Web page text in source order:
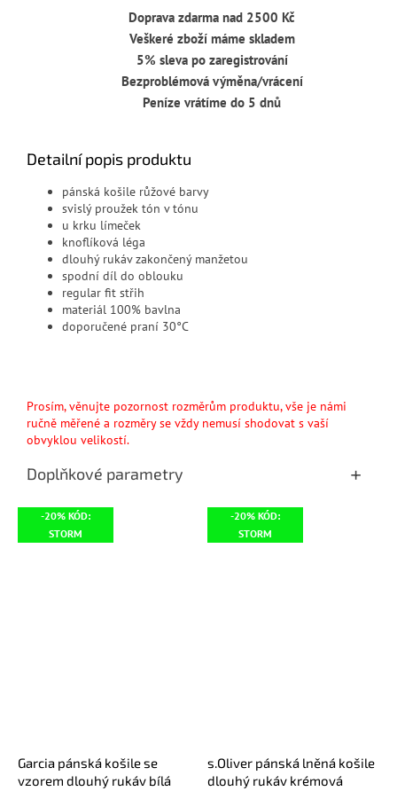
Doprava zdarma nad 2500 Kč
Veškeré zboží máme skladem
5% sleva po zaregistrování
Bezproblémová výměna/vrácení
Peníze vrátíme do 5 dnů
Detailní popis produktu
pánská košile růžové barvy
svislý proužek tón v tónu
u krku límeček
knoflíková léga
dlouhý rukáv zakončený manžetou
spodní díl do oblouku
regular fit střih
materiál 100% bavlna
doporučené praní 30°C
Prosím, věnujte pozornost rozměrům produktu, vše je námi
ručně měřené a rozměry se vždy nemusí shodovat s vaší
obvyklou velikostí.
Doplňkové parametry
-20% KÓD:
STORM
Garcia pánská košile se
vzorem dlouhý rukáv bílá
-20% KÓD:
STORM
s.Oliver pánská lněná košile
dlouhý rukáv krémová